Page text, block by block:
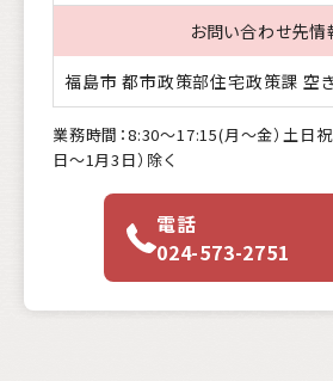
お問い合わせ先情
福島市 都市政策部住宅政策課 空
業務時間：8:30〜17:15(月〜金）土日
日〜1月3日）除く
電話
024-573-2751